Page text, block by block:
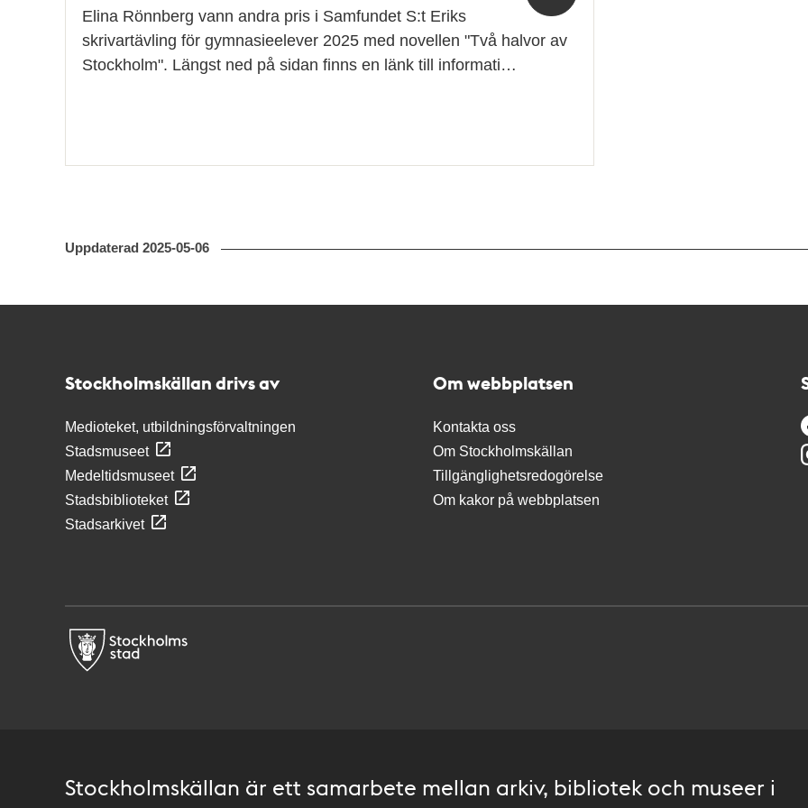
Elina Rönnberg vann andra pris i Samfundet S:t Eriks
skrivartävling för gymnasieelever 2025 med novellen "Två halvor av
Stockholm". Längst ned på sidan finns en länk till informati…
Uppdaterad 2025-05-06
Stockholmskällan drivs av
Medioteket, utbildningsförvaltningen
Stadsmuseet
Medeltidsmuseet
Stadsbiblioteket
Stadsarkivet
Om webbplatsen
Kontakta oss
Om Stockholmskällan
Tillgänglighetsredogörelse
Om kakor på webbplatsen
Stockholmskällan är ett samarbete mellan arkiv, bibliotek och museer i